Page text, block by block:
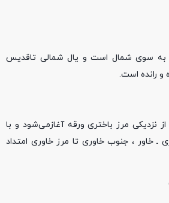
به سوی شمال است و یال شمالی تاقدیس
و رانده است.
نزدیکی مرز باختری ورقه آغازمی‌شود و با
ـ خاور ، جنوب خاوری تا مرز خاوری امتداد